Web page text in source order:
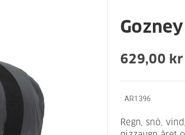
629,00 kr
: AR1396
Regn, snö,